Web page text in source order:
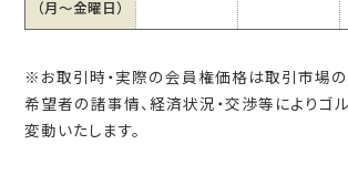
（月〜金曜日）
※お取引時・実際の会員権価格は取引市場の
希望者の諸事情、経済状況・交渉等によりゴ
変動いたします。